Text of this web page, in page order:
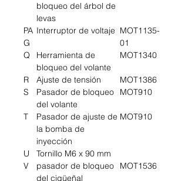
bloqueo del árbol de
levas
PA
G
Interruptor de voltaje MOT1135-
01
Q
Herramienta de
bloqueo del volante
MOT1340
R Ajuste de tensión
MOT1386
S
Pasador de bloqueo
del volante
MOT910
T
Pasador de ajuste de
la bomba de
inyección
MOT910
U
Tornillo M6 x 90 mm
V
pasador de bloqueo
del cigüeñal
MOT1536